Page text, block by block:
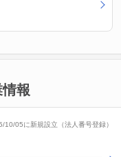
報
10/05に新規設立（法人番号登録）